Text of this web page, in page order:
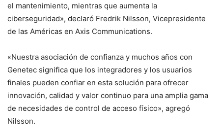
el mantenimiento, mientras que aumenta la
ciberseguridad», declaró Fredrik Nilsson, Vicepresidente
de las Américas en Axis Communications.
«Nuestra asociación de confianza y muchos años con
Genetec significa que los integradores y los usuarios
finales pueden confiar en esta solución para ofrecer
innovación, calidad y valor continuo para una amplia gama
de necesidades de control de acceso físico», agregó
Nilsson.